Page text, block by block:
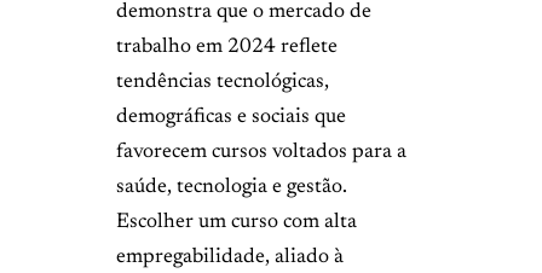
demonstra que o mercado de
trabalho em 2024 reflete
tendências tecnológicas,
demográficas e sociais que
favorecem cursos voltados para a
saúde, tecnologia e gestão.
Escolher um curso com alta
empregabilidade, aliado à